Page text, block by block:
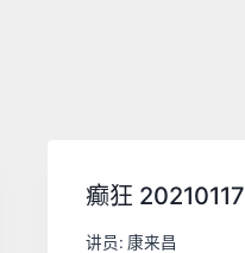
癫狂 20210117
讲员: 康来昌